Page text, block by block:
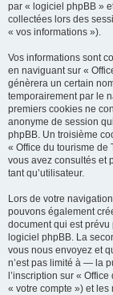
par « logiciel phpBB »
collectées lors des
« vos informations »).
Vos informations sont
en naviguant sur «
génèrera un certain
temporairement par le
premiers cookies ne
anonyme de session
phpBB. Un troisième
« Office du tourisme de
vous avez consultés et
tant qu’utilisateur.
Lors de votre
pouvons également
document qui est
logiciel phpBB. La
vous nous envoyez et
n’est pas limité à — la
l’inscription sur «
« votre compte ») et